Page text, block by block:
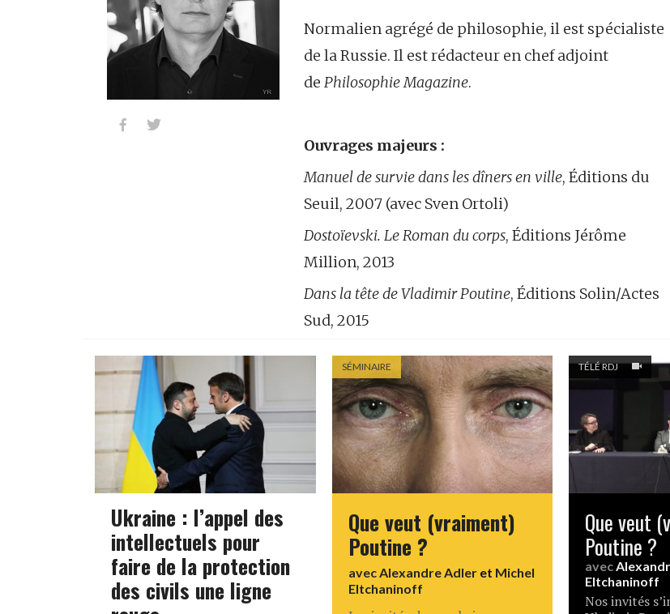
 
Normalien agrégé de philosophie, il est spécialiste
de la Russie. Il est rédacteur en chef adjoint
dePhilosophie Magazine.
Ouvrages majeurs :
Manuel de survie dans les dîners en ville, Éditions du
Seuil, 2007 (avec Sven Ortoli)
Dostoïevski. Le Roman du corps, Éditions Jérôme
Million, 2013
Dans la tête de Vladimir Poutine, Éditions Solin/Actes
Sud, 2015
Ukraine : l’appel des
intellectuels pour
faire de la protection
des civils une ligne
SÉMINAIRE
Que veut (vraiment)
Poutine ?
avecAlexandre Adleret Michel
Eltchaninoff
TÉLÉ RDJ
Que veut
Poutine ?
avec
Eltchaninoff
Nos invités